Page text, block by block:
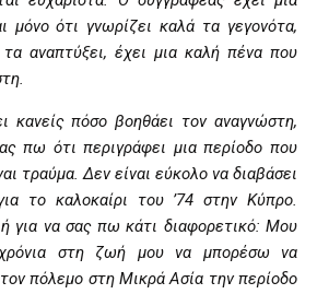
μόνο ότι γνωρίζει καλά τα γεγονότα,
αναπτύξει, έχει μια καλή πένα που
κανείς πόσο βοηθάει τον αναγνώστη,
πω ότι περιγράφει μια περίοδο που
τραύμα. Δεν είναι εύκολο να διαβάσει
το καλοκαίρι του ’74 στην Κύπρο.
για να σας πω κάτι διαφορετικό: Μου
στη ζωή μου να μπορέσω να
πόλεμο στη Μικρά Ασία την περίοδο